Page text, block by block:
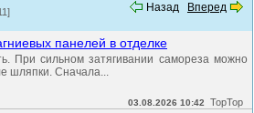
Назад Вперед
панелей в отделке
При сильном затягивании самореза можно
шляпки. Сначала...
03.08.2026 10:42 TopTop